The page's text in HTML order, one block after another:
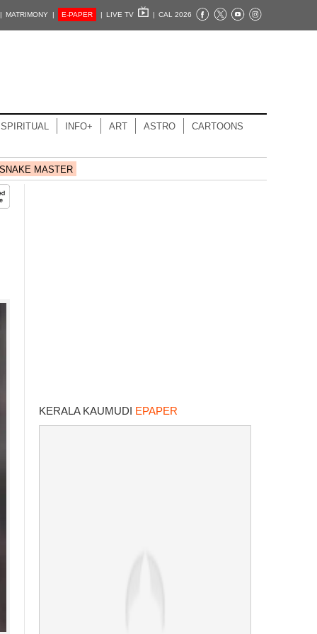
| MATRIMONY | E-PAPER | LIVE TV | CAL 2026
SPIRITUAL INFO+ ART ASTRO CARTOONS
SNAKE MASTER
KERALA KAUMUDI EPAPER